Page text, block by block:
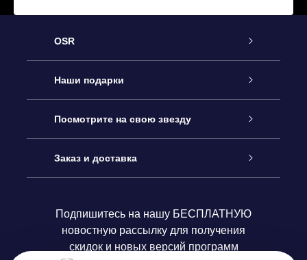
OSR
Обслуживание
Как с нами связаться
Блог
Отзывы
Наши подарки
Онлайн подарок Online Star Gift
Подарочный набор OSR
Подарочная карта OSR
Посмотрите на свою звезду
Звездный реестр
Персонализированная страница Star Page
Заказ и доставка
Платежная информация
Подпишитесь на нашу БЕСПЛАТНУЮ
новостную рассылку для получения
скидок и новых версий программ